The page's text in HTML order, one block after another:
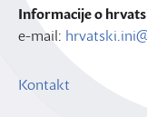
Informacije o
e-mail:
Kontakt